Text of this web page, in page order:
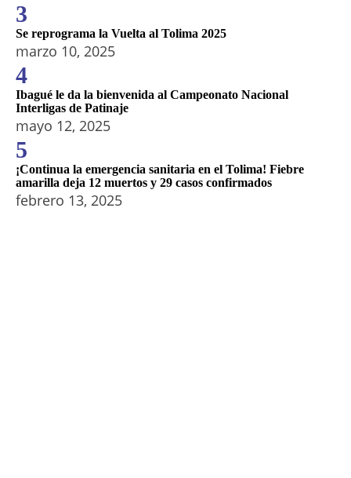
3
Se reprograma la Vuelta al Tolima 2025
marzo 10, 2025
4
Ibagué le da la bienvenida al Campeonato Nacional
Interligas de Patinaje
mayo 12, 2025
5
¡Continua la emergencia sanitaria en el Tolima! Fiebre
amarilla deja 12 muertos y 29 casos confirmados
febrero 13, 2025